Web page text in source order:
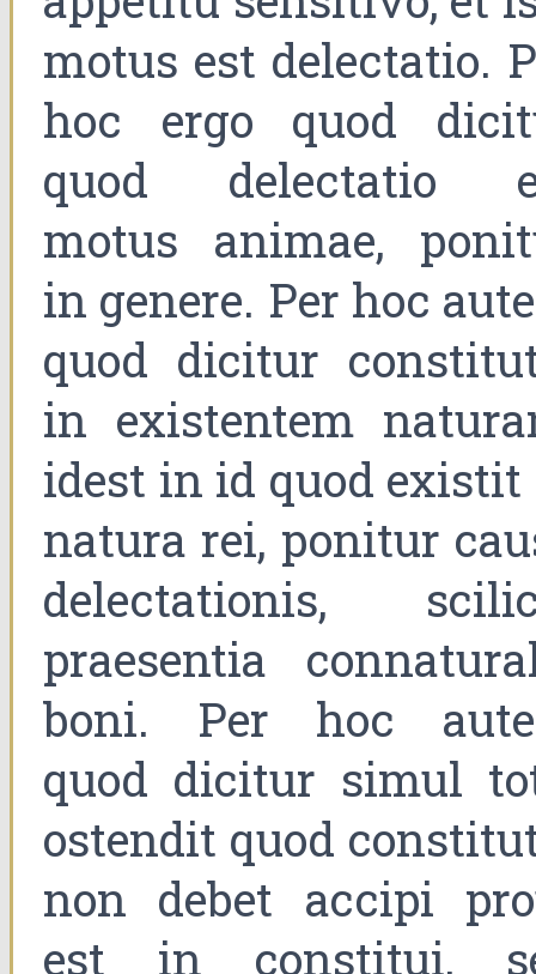
motus est delectatio.
hoc ergo quod
quod delectatio
motus animae,
in genere. Per hoc
quod dicitur
in existentem
idest in id quod
natura rei, ponitur
delectationis,
praesentia
boni. Per hoc
quod dicitur simul
ostendit quod
non debet accipi
est in constitui,